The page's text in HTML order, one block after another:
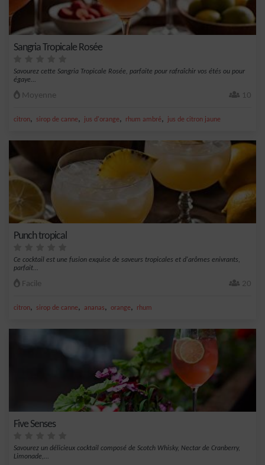
Sangria Tropicale Rosée
Savourez cette Sangria Tropicale Rosée, parfaite pour rafraîchir vos étés ou pour
égaye...
Moyenne 10
citron, sirop de canne, jus d'orange, rhum ambré, jus de citron jaune
Punch tropical
Ce cocktail est une fusion exquise de saveurs tropicales et d'arômes enivrants,
parfait...
Facile 20
citron, sirop de canne, ananas, orange, rhum
Five Senses
Savourez un délicieux cocktail composé de Scotch Whisky, Nectar de Cranberry,
Limonade,...